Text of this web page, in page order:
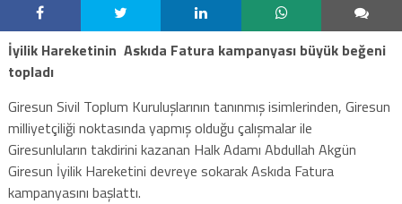
İyilik Hareketinin Askıda Fatura kampanyası büyük beğeni
topladı
Giresun Sivil Toplum Kuruluşlarının tanınmış isimlerinden, Giresun
milliyetçiliği noktasında yapmış olduğu çalışmalar ile
Giresunluların takdirini kazanan Halk Adamı Abdullah Akgün
Giresun İyilik Hareketini devreye sokarak Askıda Fatura
kampanyasını başlattı.